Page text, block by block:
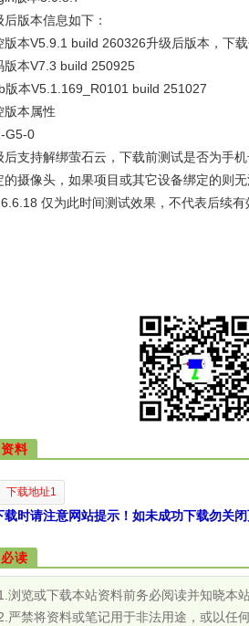
后版本信息如下：
版本V5.9.1 build 260326升级后版本，下载
版本V7.3 build 250925
版本V5.1.169_R0101 build 251027
版本属性
G5-0
后支持解绑萤石云，下载前测试是否为手
的摄像头，如果项目或其它设备绑定的则
仅为此时间测试效果，不代表后续有
料
下载地址1
时请注意网站提示！如未成功下载勿关闭
读
浏览或下载本站资料前务必阅读并知晓本
严禁将资料或笔记用于非法用途，或以任